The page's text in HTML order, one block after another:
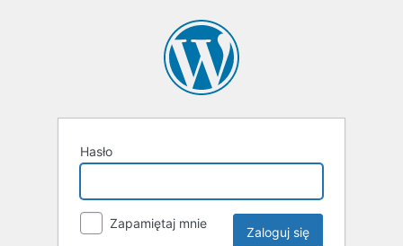
Hasło
Zapamiętaj mnie